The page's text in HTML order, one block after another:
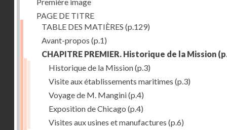
PAGE DE TITRE
TABLE DES MATIÈRES (p.129)
Avant-propos (p.1)
CHAPITRE PREMIER. Historique de la Mission
Historique de la Mission(p.3)
Visite aux établissements maritimes (p.3)
Voyage de M. Mangini(p.4)
Exposition de Chicago (p.4)
Visites aux usines et manufactures (p.6)